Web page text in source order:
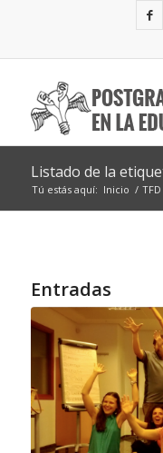
Listado de la
Tú estás aquí: Inicio /
Entradas